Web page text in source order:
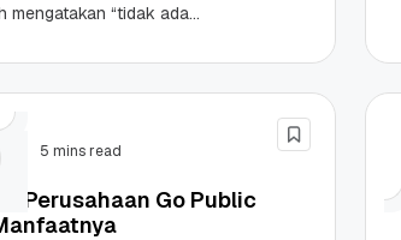
mengatakan “tidak ada
kerja keras, kesuksesan
suatu...
5 mins read
Perusahaan Go Public